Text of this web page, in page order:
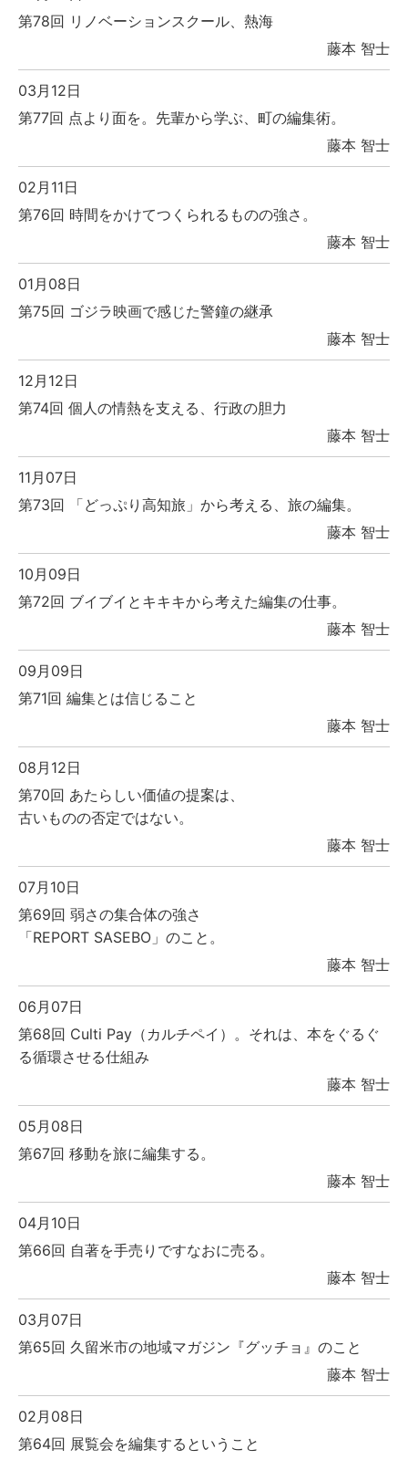
第78回 リノベーションスクール、熱海
藤本 智士
03月12日
第77回 点より面を。先輩から学ぶ、町の編集術。
藤本 智士
02月11日
第76回 時間をかけてつくられるものの強さ。
藤本 智士
01月08日
第75回 ゴジラ映画で感じた警鐘の継承
藤本 智士
12月12日
第74回 個人の情熱を支える、行政の胆力
藤本 智士
11月07日
第73回 「どっぷり高知旅」から考える、旅の編集。
藤本 智士
10月09日
第72回 ブイブイとキキキから考えた編集の仕事。
藤本 智士
09月09日
第71回 編集とは信じること
藤本 智士
08月12日
第70回 あたらしい価値の提案は、
古いものの否定ではない。
藤本 智士
07月10日
第69回 弱さの集合体の強さ
「REPORT SASEBO」のこと。
藤本 智士
06月07日
第68回 Culti Pay（カルチペイ）。それは、本をぐるぐ
る循環させる仕組み
藤本 智士
05月08日
第67回 移動を旅に編集する。
藤本 智士
04月10日
第66回 自著を手売りですなおに売る。
藤本 智士
03月07日
第65回 久留米市の地域マガジン『グッチョ』のこと
藤本 智士
02月08日
第64回 展覧会を編集するということ